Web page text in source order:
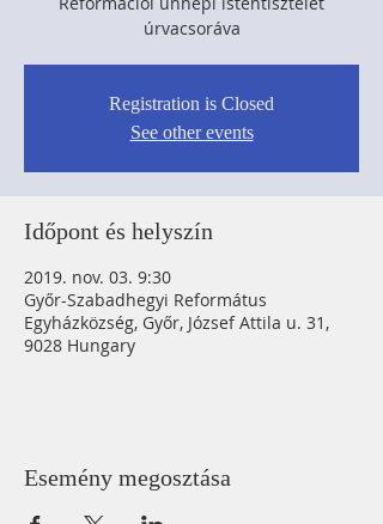
úrvacsoráva
Registration is Closed
See other events
Időpont és helyszín
2019. nov. 03. 9:30
Győr-Szabadhegyi Református
Egyházközség, Győr, József Attila u. 31,
9028 Hungary
Esemény megosztása